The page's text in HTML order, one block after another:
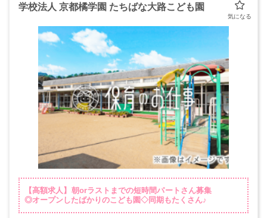
学校法人 京都橘学園 たちばな大路こども園
【高額求人】朝orラストまでの短時間パートさん募集
◎オープンしたばかりのこども園◇同期もたくさん♪